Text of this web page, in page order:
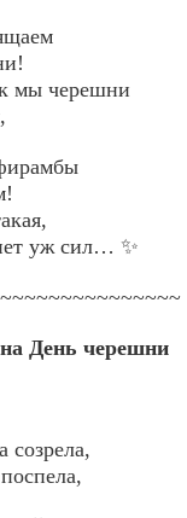
мы черешни
уж сил… ✨
День черешни